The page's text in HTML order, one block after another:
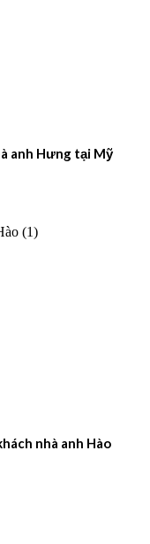
anh Hưng tại Mỹ
nhà anh Hào